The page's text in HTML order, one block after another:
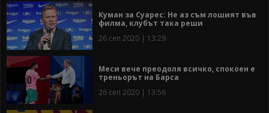
Куман за Суарес: Не аз съм лошият във
филма, клубът така реши
26 сеп 2020 | 13:29
Меси вече преодоля всичко, спокоен е
треньорът на Барса
26 сеп 2020 | 13:56